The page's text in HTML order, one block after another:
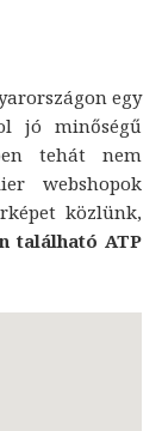
egy
jó minőségű
tehát nem
webshopok
közlünk,
található ATP